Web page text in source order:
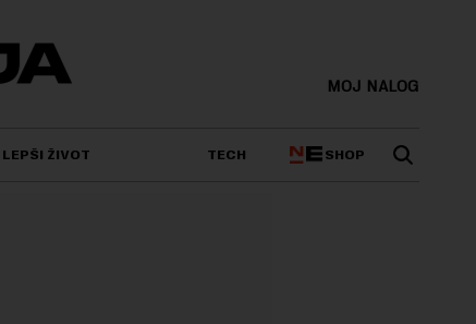
MOJ NALOG
LEPŠI ŽIVOT TECH SHOP